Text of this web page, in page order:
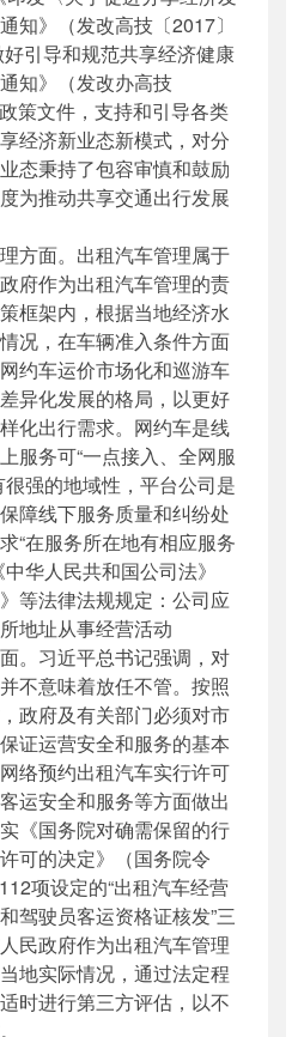
知》（发改高技〔2017〕
引导和规范共享经济健康
知》（发改办高技
策文件，支持和引导各类
经济新业态新模式，对分
态秉持了包容审慎和鼓励
为推动共享交通出行发展
方面。出租汽车管理属于
府作为出租汽车管理的责
框架内，根据当地经济水
况，在车辆准入条件方面
约车运价市场化和巡游车
异化发展的格局，以更好
化出行需求。网约车是线
服务可“一点接入、全网服
强的地域性，平台公司是
障线下服务质量和纠纷处
“在服务所在地有相应服务
华人民共和国公司法》
等法律法规规定：公司应
地址从事经营活动
。习近平总书记强调，对
不意味着放任不管。按照
政府及有关部门必须对市
证运营安全和服务的基本
络预约出租汽车实行许可
运安全和服务等方面做出
《国务院对确需保留的行
可的决定》（国务院令
项设定的“出租汽车经营
驾驶员客运资格证核发”三
民政府作为出租汽车管理
地实际情况，通过法定程
时进行第三方评估，以不